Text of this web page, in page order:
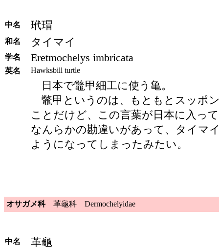
中名 玳瑁
和名 タイマイ
学名 Eretmochelys imbricata
英名 Hawksbill turtle
日本で鼈甲細工に使う亀。
鼈甲というのは、もともとスッポ
ことだけど、この言葉が日本に入っ
なんらかの勘違いがあって、タイマ
ようになってしまったみたい。
オサガメ科革龜科 Dermochelyidae
中名 革龜